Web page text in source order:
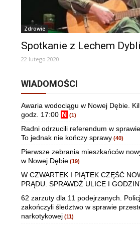
Zdrowie
Spotkanie z Lechem
22 lutego 2020
WIADOMOŚCI
Awaria wodociągu w Nowej Dębie.
godz. 17:00 N (1)
Radni odrzucili referendum w
To jednak nie kończy sprawy (40)
Pierwsze zebrania mieszkańców
w Nowej Dębie (19)
W CZWARTEK I PIĄTEK CZĘŚĆ
PRĄDU. SPRAWDŹ ULICE I
62 zarzuty dla 11 podejrzanych.
zakończyli śledztwo w sprawie
narkotykowej (11)